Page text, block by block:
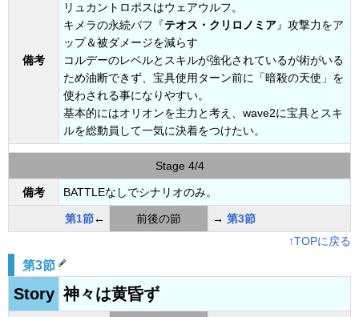
備考
リュカントロポスはウェアウルフ。
キメラの永続バフ『テオス・クリロノミア』攻撃力をア
ップ＆被ダメージを減らす
コルデーのレベルとスキルが強化されているが術がいる
ため油断できず、宝具使用ターン前に「暗殺の天使」を
使わされる事になりやすい。
基本的にはオリオンを主力と考え、wave2に宝具とスキ
ルを総動員して一気に決着をつけたい。
Stage 4/4
備考 BATTLEなしでシナリオのみ。
第1節← 前後の節 → 第3節
↑TOPに戻る
第3節
Story 神々は黄昏ず